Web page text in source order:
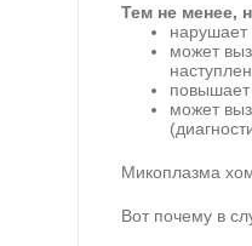
Тем не менее,
может
может
Микоплазма
Вот почему в